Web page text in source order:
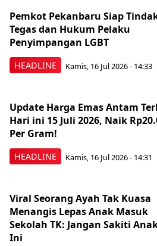
HEADLINE
Pemkot Pekanbaru Siap
Tegas dan Hukum Pelaku
Penyimpangan LGBT
Kamis, 16 Jul 2026 - 14:33
HEADLINE
Update Harga Emas Antam
Hari ini 15 Juli 2026, Naik
Per Gram!
Kamis, 16 Jul 2026 - 14:31
Viral Seorang Ayah Tak Kuasa
Menangis Lepas Anak Masuk
Sekolah TK: Jangan Sakiti
Ini